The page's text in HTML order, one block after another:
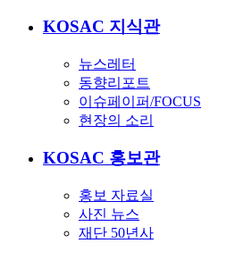
KOSAC 지식관
뉴스레터
동향리포트
이슈페이퍼/FOCUS
현장의 소리
KOSAC 홍보관
홍보 자료실
사진 뉴스
재단 50년사